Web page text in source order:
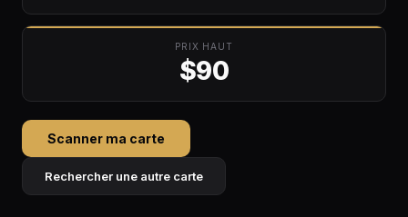
PRIX HAUT
$90
Scanner ma carte
Rechercher une autre carte